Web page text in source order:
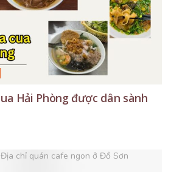
Hải Phòng được dân sành